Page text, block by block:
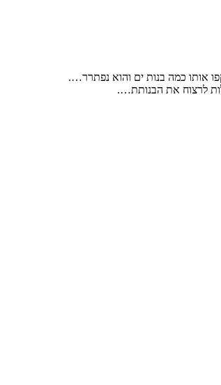
אותו כמה בנות ים והוא נפתרר….
לרצוח את הבנותת….